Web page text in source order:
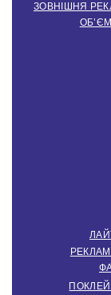
ЗОВНІШНЯ